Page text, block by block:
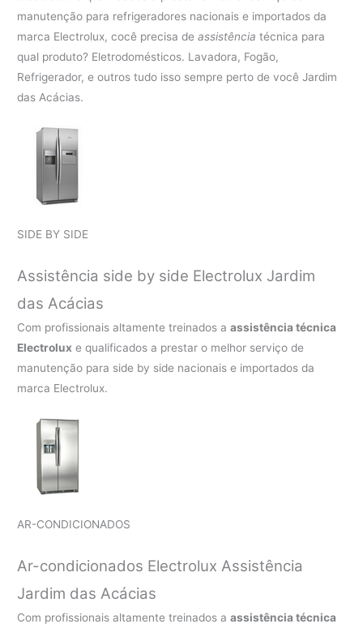
manutenção para refrigeradores nacionais e importados da
marca Electrolux, cocê precisa deassistência técnica para
qual produto? Eletrodomésticos. Lavadora, Fogão,
Refrigerador, e outros tudo isso sempre perto de você Jardim
das Acácias.
SIDE BY SIDE
Assistência side by side Electrolux Jardim
das Acácias
Com profissionais altamente treinados aassistência técnica
Electrolux e qualificados a prestar o melhor serviço de
manutenção para side by side nacionais e importados da
marca Electrolux.
AR-CONDICIONADOS
Ar-condicionados Electrolux Assistência
Jardim das Acácias
Com profissionais altamente treinados aassistência técnica